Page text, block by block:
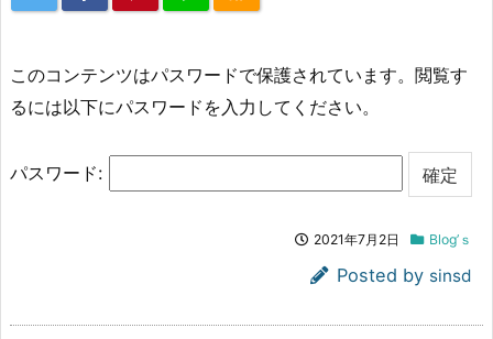
このコンテンツはパスワードで保護されています。閲覧す
るには以下にパスワードを入力してください。
パスワード:
2021年7月2日 Blog’ｓ
Posted by sinsd